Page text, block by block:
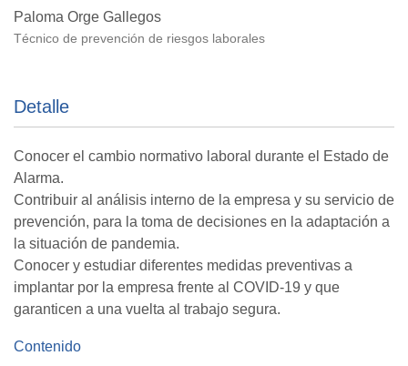
Paloma Orge Gallegos
Técnico de prevención de riesgos laborales
Detalle
Conocer el cambio normativo laboral durante el Estado de
Alarma.
Contribuir al análisis interno de la empresa y su servicio de
prevención, para la toma de decisiones en la adaptación a
la situación de pandemia.
Conocer y estudiar diferentes medidas preventivas a
implantar por la empresa frente al COVID-19 y que
garanticen a una vuelta al trabajo segura.
Contenido